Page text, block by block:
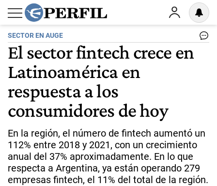
SECTOR EN AUGE
El sector fintech crece en
Latinoamérica en
respuesta a los
consumidores de hoy
En la región, el número de fintech aumentó un
112% entre 2018 y 2021, con un crecimiento
anual del 37% aproximadamente. En lo que
respecta a Argentina, ya están operando 279
empresas fintech, el 11% del total de la región.